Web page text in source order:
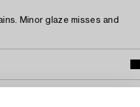
Minor glaze misses and